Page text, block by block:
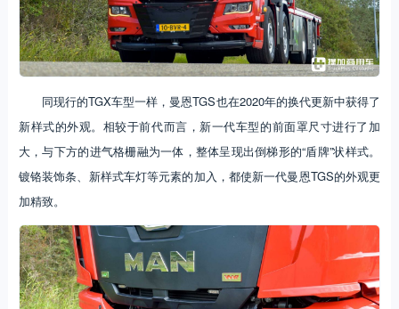
同现行的TGX车型一样，曼恩TGS也在2020年的换代更新中获得了
新样式的外观。相较于前代而言，新一代车型的前面罩尺寸进行了加
大，与下方的进气格栅融为一体，整体呈现出倒梯形的“盾牌”状样式。
镀铬装饰条、新样式车灯等元素的加入，都使新一代曼恩TGS的外观更
加精致。